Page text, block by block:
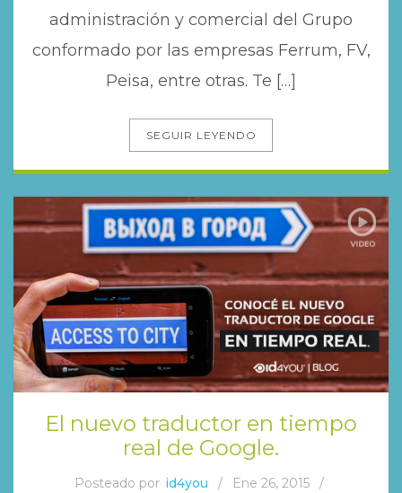
administración y comercial del Grupo
conformado por las empresas Ferrum, FV,
Peisa, entre otras. Te […]
SEGUIR LEYENDO
El nuevo traductor en tiempo
real de Google.
Posteado por id4you / Ene 26, 2015
/